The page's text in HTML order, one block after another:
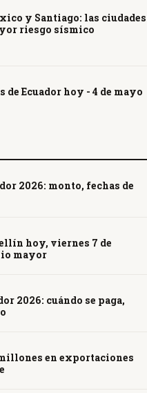
y Santiago: las ciudades
riesgo sísmico
Ecuador hoy - 4 de mayo
2026: monto, fechas de
hoy, viernes 7 de
mayor
2026: cuándo se paga,
en exportaciones